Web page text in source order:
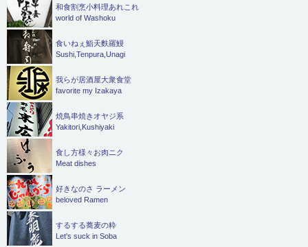
和食割烹小料理あれこれ
world of Washoku
食いねぇ鮨天麩羅鰻
Sushi,Tenpura,Unagi
我らが居酒屋大衆食堂
favorite my Izakaya
焼鳥串焼きオヤジ系
Yakitori,Kushiyaki
食し方様々お肉ニク
Meat dishes
好きなのさ ラーメン
beloved Ramen
するする蕎麦の粋
Let's suck in Soba